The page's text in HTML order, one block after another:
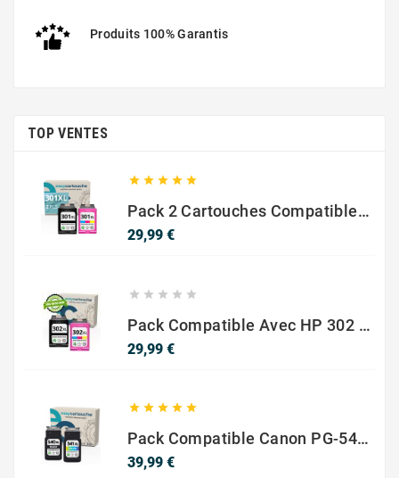
Produits 100% Garantis
TOP VENTES
    
Pack 2 Cartouches Compatible Avec HP 301 XL Noir Et Couleur
29,99 €Prix
    
Pack Compatible Avec HP 302 XL Noir Et Couleur - SANS NIVEAU ENCRE
29,99 €Prix
    
Pack Compatible Canon PG-540 XL / CL-541 XL – Noir & Couleur – Haute Capacité
39,99 €Prix